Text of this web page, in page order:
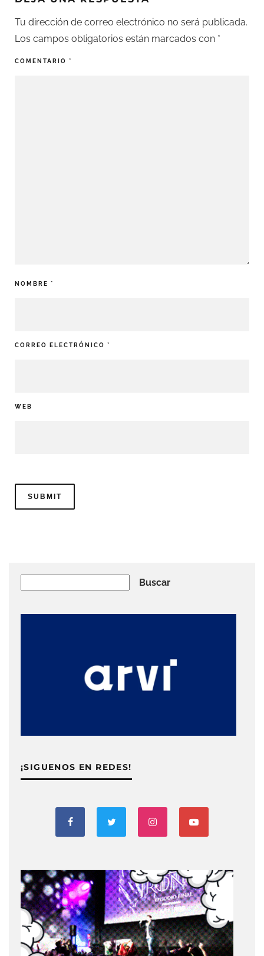
Tu dirección de correo electrónico no será publicada.
Los campos obligatorios están marcados con *
COMENTARIO *
NOMBRE *
CORREO ELECTRÓNICO *
WEB
Buscar
¡SIGUENOS EN REDES!